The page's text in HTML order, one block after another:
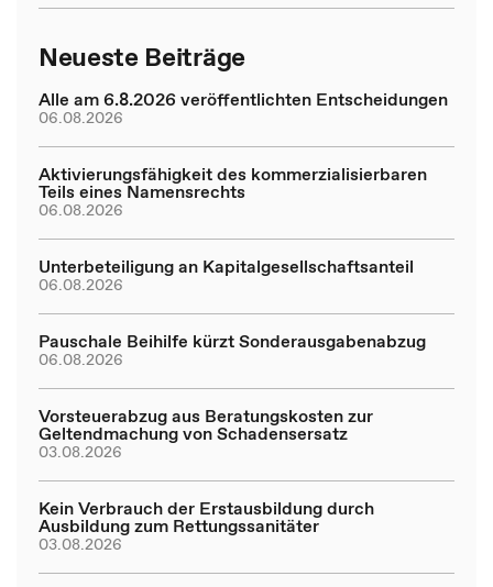
Neueste Beiträge
Alle am 6.8.2026 veröffentlichten Entscheidungen
06.08.2026
Aktivierungsfähigkeit des kommerzialisierbaren
Teils eines Namensrechts
06.08.2026
Unterbeteiligung an Kapitalgesellschaftsanteil
06.08.2026
Pauschale Beihilfe kürzt Sonderausgabenabzug
06.08.2026
Vorsteuerabzug aus Beratungskosten zur
Geltendmachung von Schadensersatz
03.08.2026
Kein Verbrauch der Erstausbildung durch
Ausbildung zum Rettungssanitäter
03.08.2026